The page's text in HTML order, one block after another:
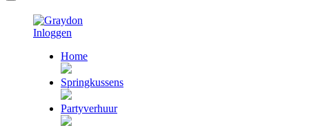
Inloggen
Home
Springkussens
Partyverhuur